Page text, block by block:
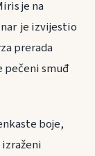
je na
je izvijestio
prerada
pečeni smuđ
boje,